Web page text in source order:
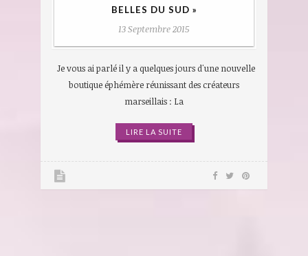
BELLES DU SUD »
13 Septembre 2015
Je vous ai parlé il y a quelques jours d'une nouvelle
boutique éphémère réunissant des créateurs
marseillais : La
LIRE LA SUITE